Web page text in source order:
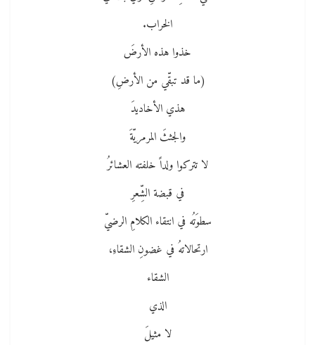
الخراب.
خذوا هذه الأرضَ
(ما قد تبقّي من الأرضِ)
هذي الأخاديدَ
والجثثَ المرمريّةَ
لا تتركوا ولداً خلفته العشائرُ
في قبضة الشِّعرِ
سطوَتُه في انتقاء الكلامِ الرضيّ
ارتحالاتهُ في غضونِ الشقاءِ،
الشقاء
الذي
لا مثيلَ